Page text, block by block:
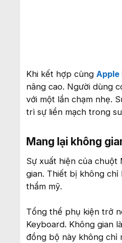
Khi kết hợp cùng
nâng cao. Người dùng
với một lần chạm nhẹ.
trì sự liền mạch trong
Mang lại không
Sự xuất hiện của chuột
gian. Thiết bị không
thẩm mỹ.
Tổng thể phụ kiện trở
Keyboard. Không gian
đồng bộ này không chỉ